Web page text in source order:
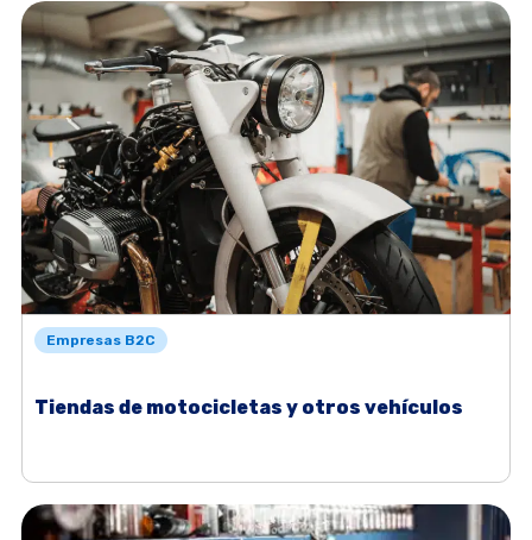
Empresas B2C
Tiendas de motocicletas y otros vehículos